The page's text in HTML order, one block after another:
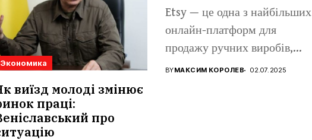
Экономика
виїзд молоді змінює
праці:
про
Etsy — це одна з найбільших
онлайн-платформ для
продажу ручних виробів,
вінтажних...
BYМАКСИМ КОРОЛЕВ 02.07.2025